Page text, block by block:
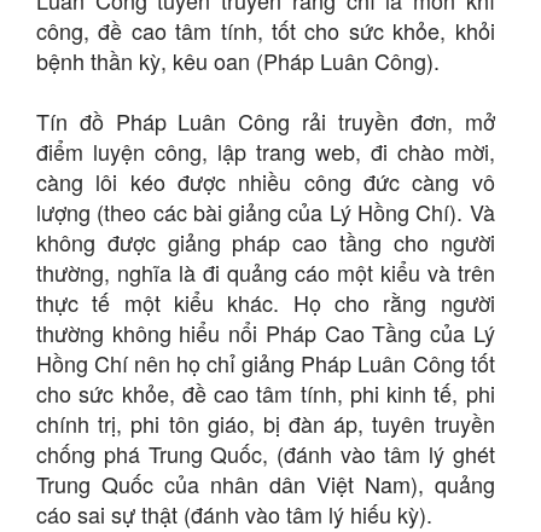
công, đề cao tâm tính, tốt cho sức khỏe, khỏi
bệnh thần kỳ, kêu oan (Pháp Luân Công).
Tín đồ Pháp Luân Công rải truyền đơn, mở
điểm luyện công, lập trang web, đi chào mời,
càng lôi kéo được nhiều công đức càng vô
lượng (theo các bài giảng của Lý Hồng Chí). Và
không được giảng pháp cao tầng cho người
thường, nghĩa là đi quảng cáo một kiểu và trên
thực tế một kiểu khác. Họ cho rằng người
thường không hiểu nổi Pháp Cao Tầng của Lý
Hồng Chí nên họ chỉ giảng Pháp Luân Công tốt
cho sức khỏe, đề cao tâm tính, phi kinh tế, phi
chính trị, phi tôn giáo, bị đàn áp, tuyên truyền
chống phá Trung Quốc, (đánh vào tâm lý ghét
Trung Quốc của nhân dân Việt Nam), quảng
cáo sai sự thật (đánh vào tâm lý hiếu kỳ).